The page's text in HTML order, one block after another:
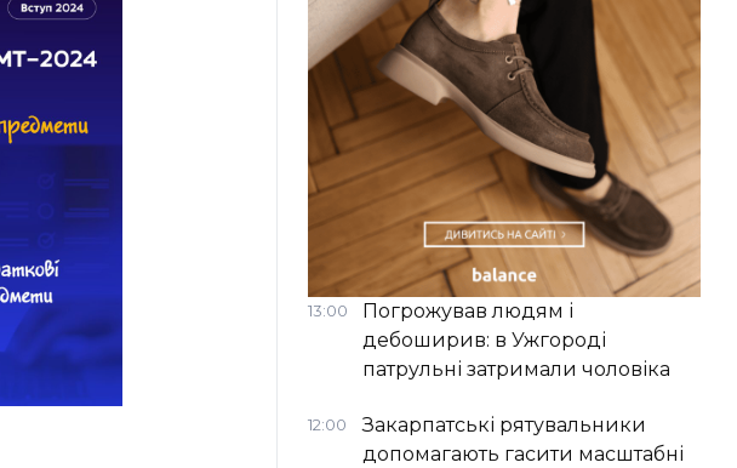
13:00
Погрожував людям і
дебоширив: в Ужгороді
патрульні затримали чоловіка
12:00
Закарпатські рятувальники
допомагають гасити масштабні